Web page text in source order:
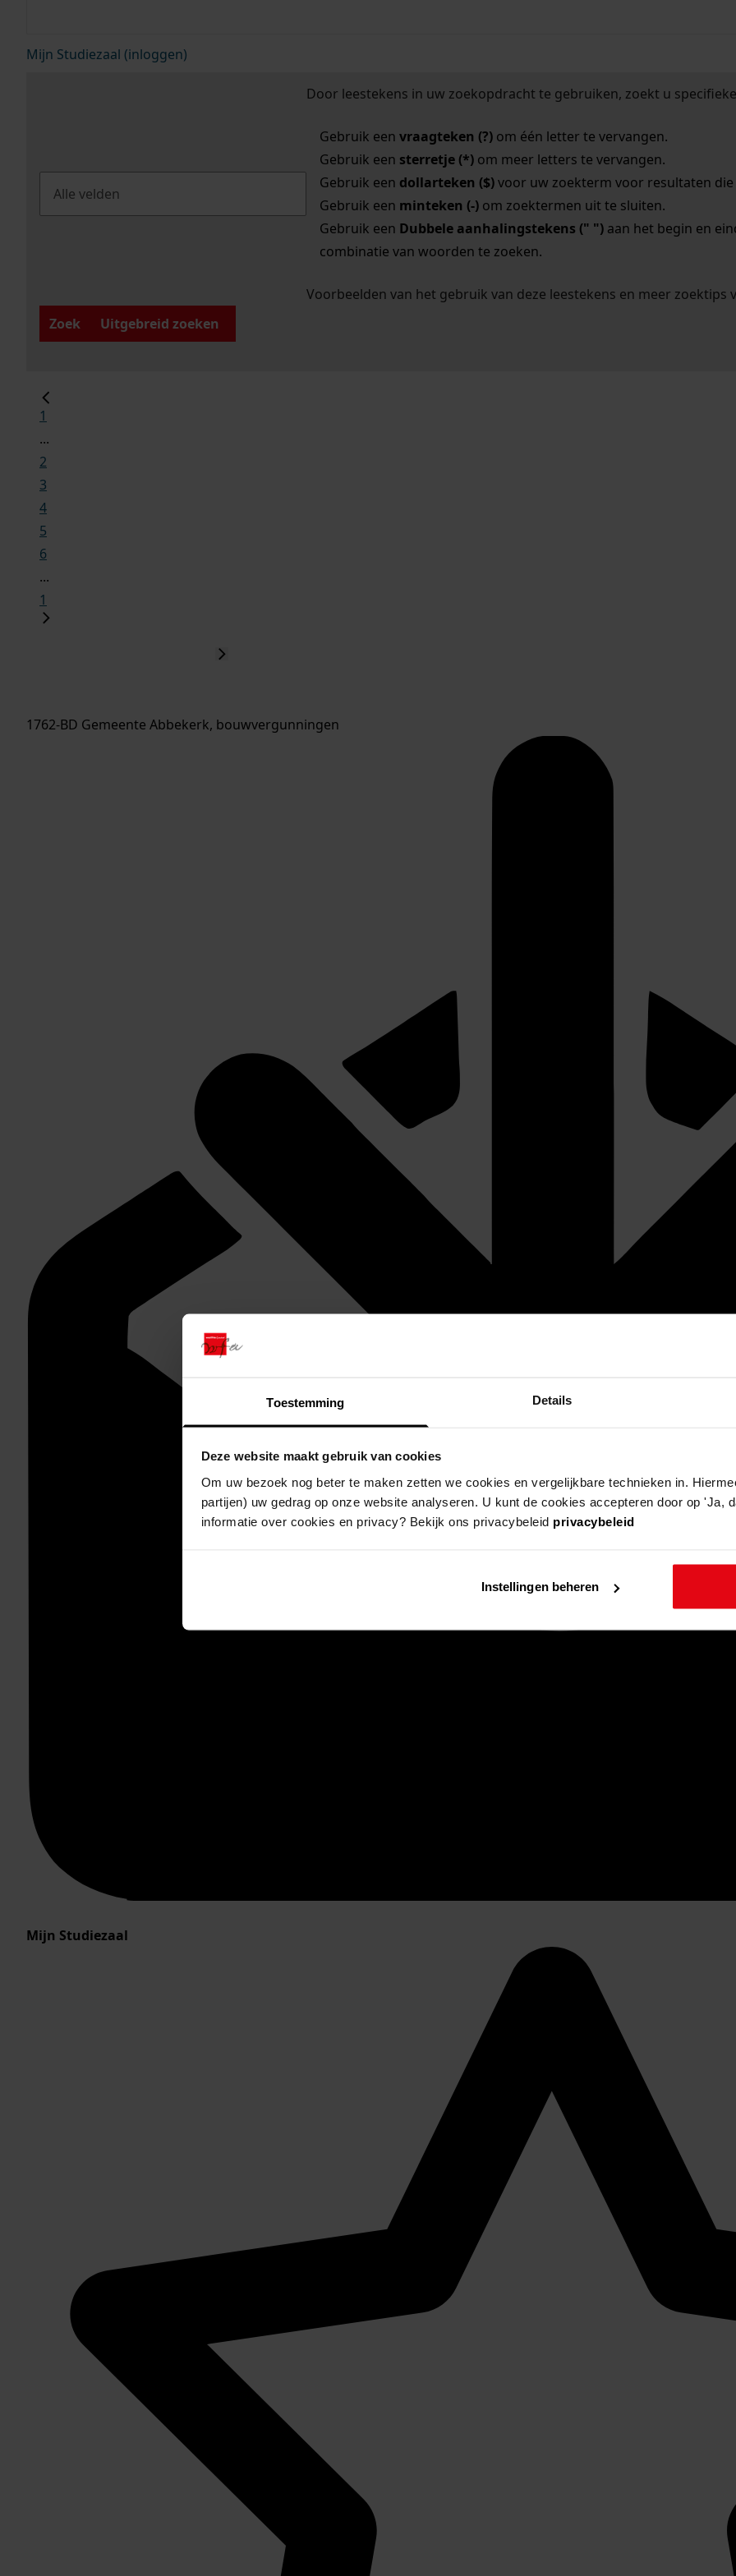
Toestemming Details
Deze website maakt gebruik van cookies
Om uw bezoek nog beter te maken zetten we cookies en vergelijkbare technieken in.
partijen) uw gedrag op onze website analyseren. U kunt de cookies accepteren door op 'Ja,
informatie over cookies en privacy? Bekijk ons privacybeleid privacybeleid
Instellingen beheren
Mijn Studiezaal (inloggen)
Door leestekens in uw zoekopdracht te gebruiken, zoekt u
Gebruik een vraagteken (?)om één letter te vervangen.
Gebruik een sterretje (*)om meer letters te vervangen.
Gebruik een dollarteken ($)voor uw zoekterm voor resultaten die
Gebruik een minteken (-)om zoektermen uit te sluiten.
Gebruik een Dubbele aanhalingstekens (" ")aan het begin en
combinatie van woorden te zoeken.
Voorbeelden van het gebruik van deze leestekens en meer zoektips
Zoek
Uitgebreid zoeken
1
...
2
3
4
5
6
...
1
1762-BD Gemeente Abbekerk, bouwvergunningen
Mijn Studiezaal